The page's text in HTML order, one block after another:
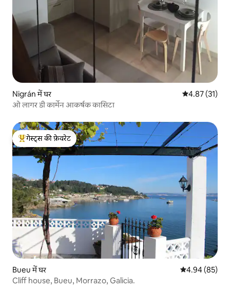
Nigrán में घर औसत रेटिंग 5 में
4.87 (31)
ओ लागर डी कार्मेन आकर्षक कासिटा
गेस्ट्स का टॉप फ़ेवरेट
गेस्ट्स की फ़ेवरेट
Bueu में घर औसत रेटिंग 5 में
4.94 (85)
Cliff house, Bueu, Morrazo, Galicia.